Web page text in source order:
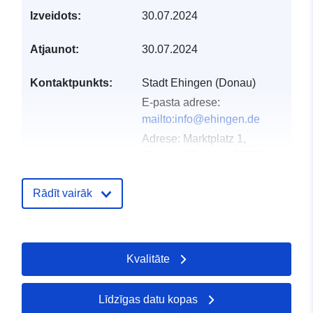
Izveidots: 30.07.2024
Atjaunot: 30.07.2024
Kontaktpunkts:
Stadt Ehingen (Donau)
E-pasta adrese:
mailto:info@ehingen.de
Adrese: Marktplatz 1,
ieraksts:
2026
Jaunākā informācija par
16 May 2026
Rādīt vairāk
Kvalitāte
Līdzīgas datu kopas